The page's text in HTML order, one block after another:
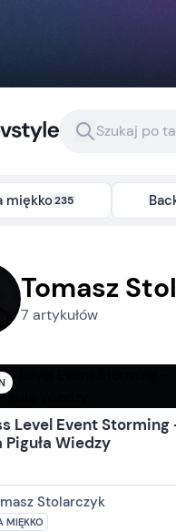
miękko235
Tomasz
7 artykułów
Level Event Storming
Wiedzy
Stolarczyk
MIĘKKO